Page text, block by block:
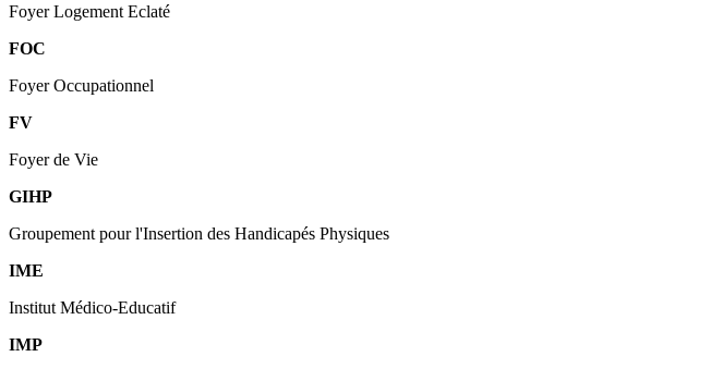
Foyer Logement Eclaté
FOC
Foyer Occupationnel
FV
Foyer de Vie
GIHP
Groupement pour l'Insertion des Handicapés Physiques
IME
Institut Médico-Educatif
IMP